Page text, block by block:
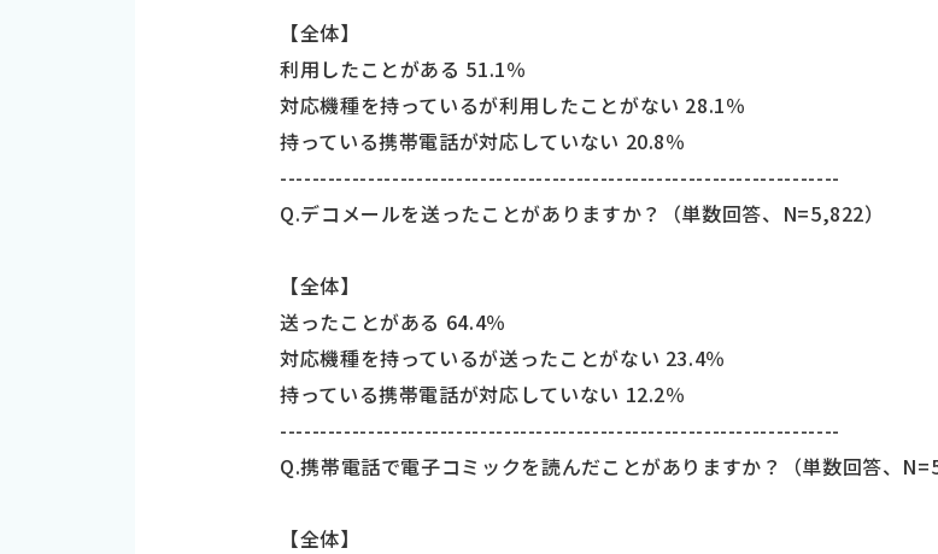
【全体】
利用したことがある 51.1％
対応機種を持っているが利用したことがない 28.1％
持っている携帯電話が対応していない 20.8％
----------------------------------------------------------------------
Q.デコメールを送ったことがありますか？（単数回答、N=5,822）
【全体】
送ったことがある 64.4％
対応機種を持っているが送ったことがない 23.4％
持っている携帯電話が対応していない 12.2％
----------------------------------------------------------------------
Q.携帯電話で電子コミックを読んだことがありますか？（単数回答、
【全体】